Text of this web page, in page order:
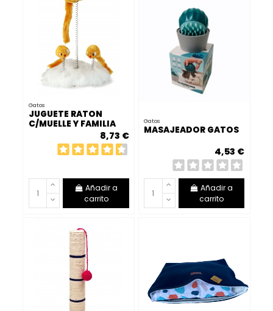
Gatos
JUGUETE RATON
C/MUELLE Y FAMILIA
8,73 €
Añadir a
carrito
Gatos
MASAJEADOR GATOS
4,53 €
Añadir a
carrito